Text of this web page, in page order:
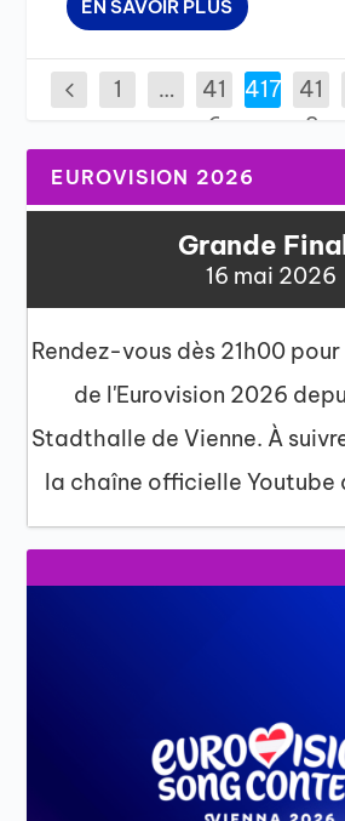
EN SAVOIR PLUS
1 …
41
6
417
41
8
EUROVISION 2026
Grande
16 mai 2026
Rendez-vous dès 21h00
de l'Eurovision 2026
Stadthalle de Vienne. À
la chaîne officielle Youtube